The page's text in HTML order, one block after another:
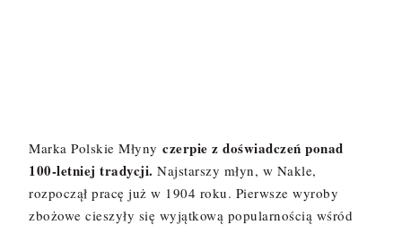
Marka Polskie Młyny czerpie z doświadczeń ponad
100-letniej tradycji. Najstarszy młyn, w Nakle,
rozpoczął pracę już w 1904 roku. Pierwsze wyroby
zbożowe cieszyły się wyjątkową popularnością wśród